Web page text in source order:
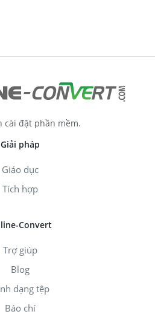
cài đặt phần mềm.
Giải pháp
Giáo dục
Tích hợp
Convert
Trợ giúp
Blog
dạng tệp
Báo chí